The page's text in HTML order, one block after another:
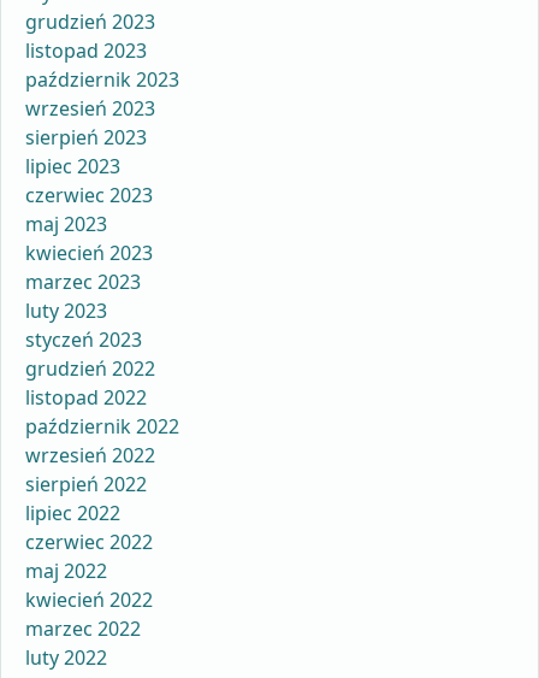
grudzień 2023
listopad 2023
październik 2023
wrzesień 2023
sierpień 2023
lipiec 2023
czerwiec 2023
maj 2023
kwiecień 2023
marzec 2023
luty 2023
styczeń 2023
grudzień 2022
listopad 2022
październik 2022
wrzesień 2022
sierpień 2022
lipiec 2022
czerwiec 2022
maj 2022
kwiecień 2022
marzec 2022
luty 2022